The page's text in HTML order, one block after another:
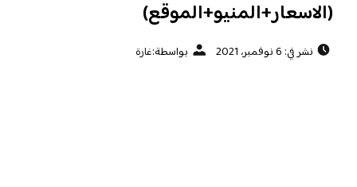
(الاسعار+المنيو+الموقع)
نشر في: 6 نوفمبر، 2021 بواسطة:غارة